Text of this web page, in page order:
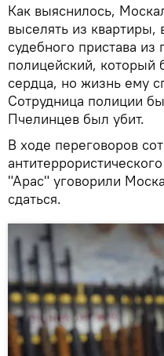
Как выяснилось,
выселять из
судебного пристава из
полицейский, который
сердца, но жизнь ему
Сотрудница полиции
Пчелинцев был убит.
В ходе переговоров
"Арас" уговорили
сдаться.